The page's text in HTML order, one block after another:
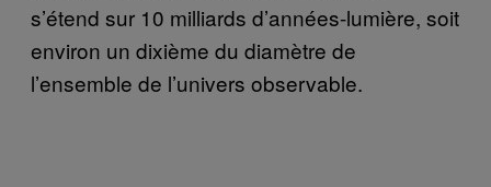
s’étend sur 10 milliards d’années-lumière, soit
environ un dixième du diamètre de
l’ensemble de l’univers observable.